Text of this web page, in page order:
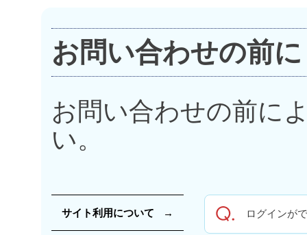
お問い合わせの前に
お問い合わせの前に
い。
サイト利用について ログインが